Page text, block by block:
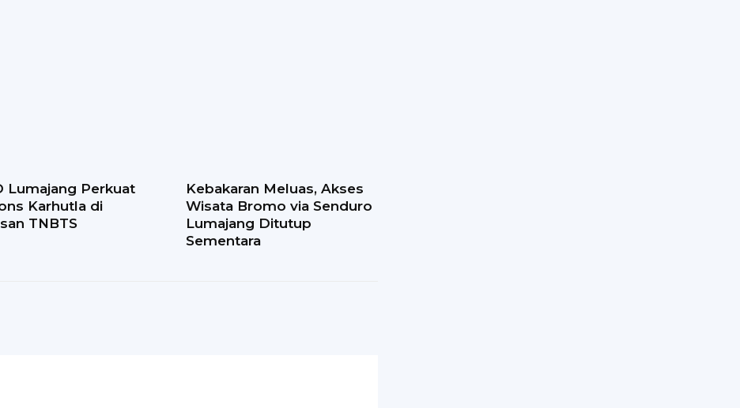
Lumajang Perkuat
Karhutla di
TNBTS
Kebakaran Meluas, Akses
Wisata Bromo via Senduro
Lumajang Ditutup
Sementara